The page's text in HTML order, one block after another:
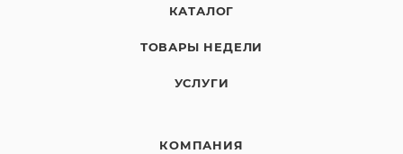
КАТАЛОГ
ТОВАРЫ НЕДЕЛИ
УСЛУГИ
КОМПАНИЯ